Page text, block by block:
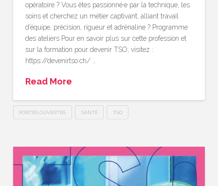
opératoire ? Vous êtes passionné·e par la technique, les
soins et cherchez un métier captivant, alliant travail
d’équipe, précision, rigueur et adrénaline ? Programme
des ateliers Pour en savoir plus sur cette profession et
sur la formation pour devenir TSO, visitez :
https://devenirtso.ch/ …
Read More
PORTES OUVERTES SANTÉ TSO